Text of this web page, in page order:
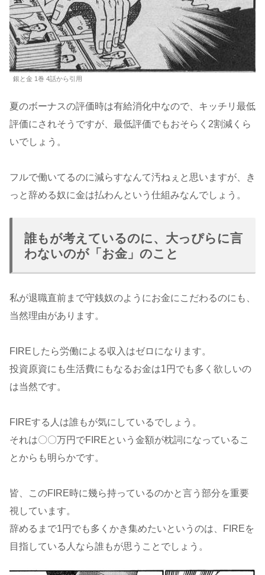
銀と金 1巻 4話から引用
夏のボーナスの評価時は有給消化中なので、キッチリ最低
評価にされそうですが、最低評価でもおそらく2割減くら
いでしょう。
フルで働いてるのに減らすなんて汚ねぇと思いますが、き
っと辞める奴に金は払わんという仕組みなんでしょう。
誰もが考えているのに、大っぴらに言
わないのが「お金」のこと
私が退職直前まで守銭奴のようにお金にこだわるのにも、
当然理由があります。
FIREしたら労働による収入はゼロになります。
投資原資にも生活費にもなるお金は1円でも多く欲しいの
は当然です。
FIREする人は誰もが気にしているでしょう。
それは〇〇万円でFIREという金額が枕詞になっているこ
とからも明らかです。
皆、このFIRE時に幾ら持っているのかと言う部分を重要
視しています。
辞めるまで1円でも多くかき集めたいというのは、FIREを
目指している人なら誰もが思うことでしょう。